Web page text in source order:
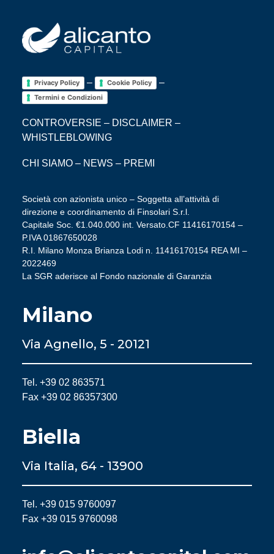
Privacy Policy – Cookie Policy –
Termini e Condizioni
CONTROVERSIE – DISCLAIMER –
WHISTLEBLOWING
CHI SIAMO – NEWS – PREMI
Società con azionista unico – Soggetta all’attività di
direzione e coordinamento di Finsolari S.r.l.
Capitale Soc. €1.040.000 int. Versato.CF 11416170154 –
P.IVA 01867650028
R.I. Milano Monza Brianza Lodi n. 11416170154 REA MI –
2022469
La SGR aderisce al Fondo nazionale di Garanzia
Milano
Via Agnello, 5 - 20121
Tel. +39 02 863571
Fax +39 02 86357300
Biella
Via Italia, 64 - 13900
Tel. +39 015 9760097
Fax +39 015 9760098